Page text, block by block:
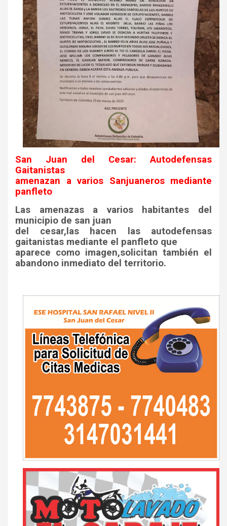
San Juan del Cesar: Autodefensas
Gaitanistas
amenazan a varios Sanjuaneros mediante
panfleto
Las amenazas a varios habitantes del
municipio de san juan
del cesar,las hacen las autodefensas
gaitanistas mediante el panfleto que
aparece como imagen,solicitan también el
abandono inmediato del territorio.